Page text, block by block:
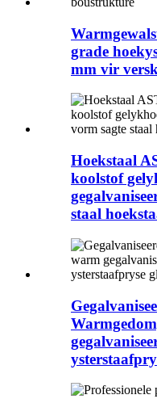
grade
mm vir
Hoekstaal
koolstof
staal